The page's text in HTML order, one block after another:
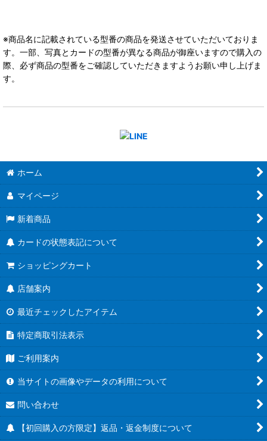
※商品名に記載されている型番の商品を発送させていただいておりま
す。一部、写真とカードの型番が異なる商品が御座いますので購入の
際、必ず商品の型番をご確認していただきますようお願い申し上げま
す。
ホーム
マイページ
新着商品
カードの状態表記について
ショッピングカート
店舗案内
最近チェックしたアイテム
特定商取引法表示
ご利用案内
当サイトの画像やデータの利用について
問い合わせ
【初回購入の方限定】返品・返金制度について